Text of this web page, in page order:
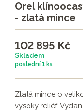
Orel
- zlatá mince
102 895 Kč
Skladem
poslední 1 ks
Zlatá mince o
vysoký reliéf.